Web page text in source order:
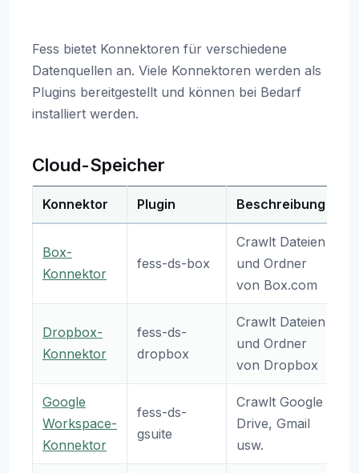
Fess bietet Konnektoren für verschiedene
Datenquellen an. Viele Konnektoren werden als
Plugins bereitgestellt und können bei Bedarf
installiert werden.
Cloud-Speicher
Konnektor Plugin Beschreibung
Box-
Konnektor
fess-ds-box
Crawlt Dateien
und Ordner
von Box.com
Dropbox-
Konnektor
fess-ds-
dropbox
Crawlt Dateien
und Ordner
von Dropbox
Google
Workspace-
Konnektor
fess-ds-
gsuite
Crawlt Google
Drive, Gmail
usw.